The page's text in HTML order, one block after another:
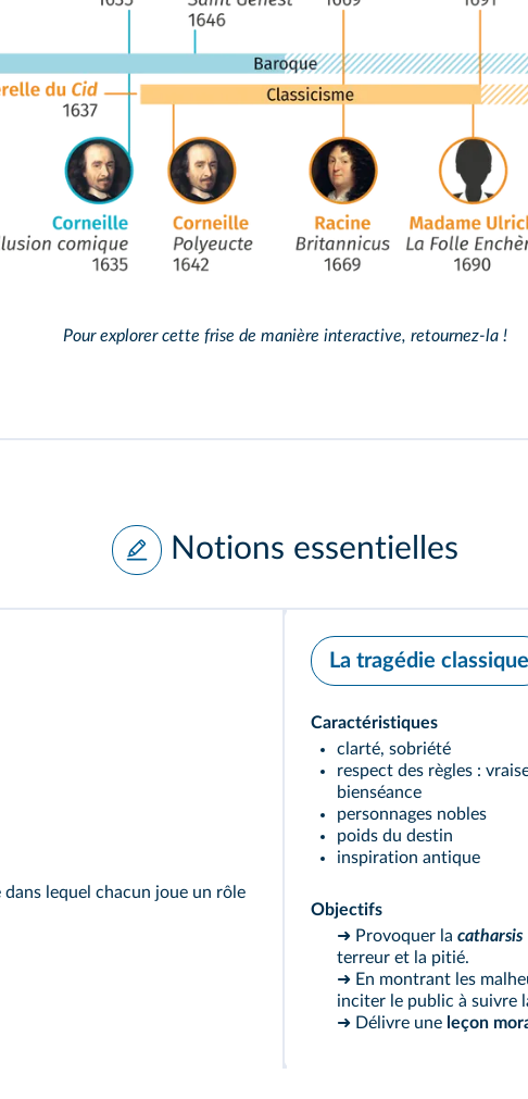
Pour explorer cette frise de manière interactive, retournez‑la !
⊙ Corneille
Accéder au module
Notions essentielles
lequel chacun joue un rôle
La tragédie classique
Caractéristiques
clarté, sobriété
respect des règles :
bienséance
personnages nobles
poids du destin
inspiration antique
Objectifs
➜ Provoquer la catharsis
terreur et la pitié.
➜ En montrant les
inciter le public à suivre
➜ Délivre une leçon